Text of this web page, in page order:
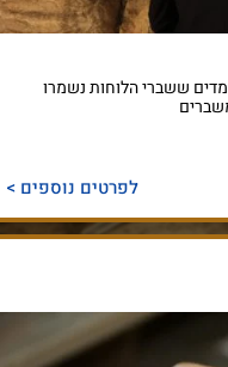
ששברי הלוחות נשמרו
לפרטים נוספים >